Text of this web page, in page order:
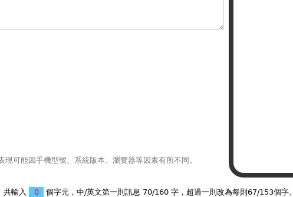
現可能因手機型號、系統版本、瀏覽器等因素有所不同。
共輸入
個字元，中/英文第一則訊息 70/160 字，超過一則改為每則67/153個字。